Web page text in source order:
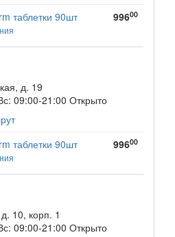
таблетки 90шт
99600
д. 19
09:00-21:00 Открыто
таблетки 90шт
99600
10, корп. 1
09:00-21:00 Открыто